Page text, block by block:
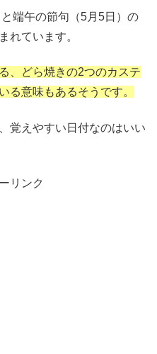
端午の節句（5月5日）の
れています。
、どら焼きの2つのカステ
る意味もあるそうです。
覚えやすい日付なのはいい
リンク